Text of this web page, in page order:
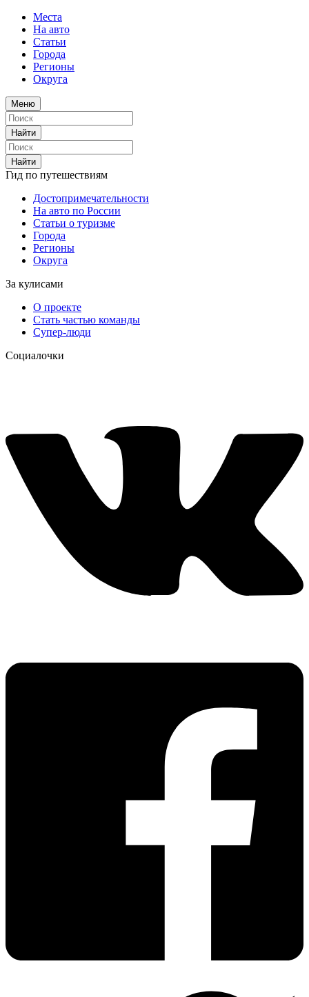
Места
На авто
Статьи
Города
Регионы
Округа
Меню
Найти
Найти
Гид по путешествиям
Достопримечательности
На авто по России
Статьи о туризме
Города
Регионы
Округа
За кулисами
О проекте
Стать частью команды
Супер-люди
Социалочки